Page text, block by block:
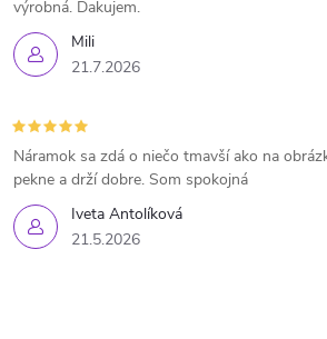
Mili
21.7.2026
výrobná. Ďakujem.
Iveta Antolíková
21.5.2026
Náramok sa zdá o niečo tmavší ako na
pekne a drží dobre. Som spokojná